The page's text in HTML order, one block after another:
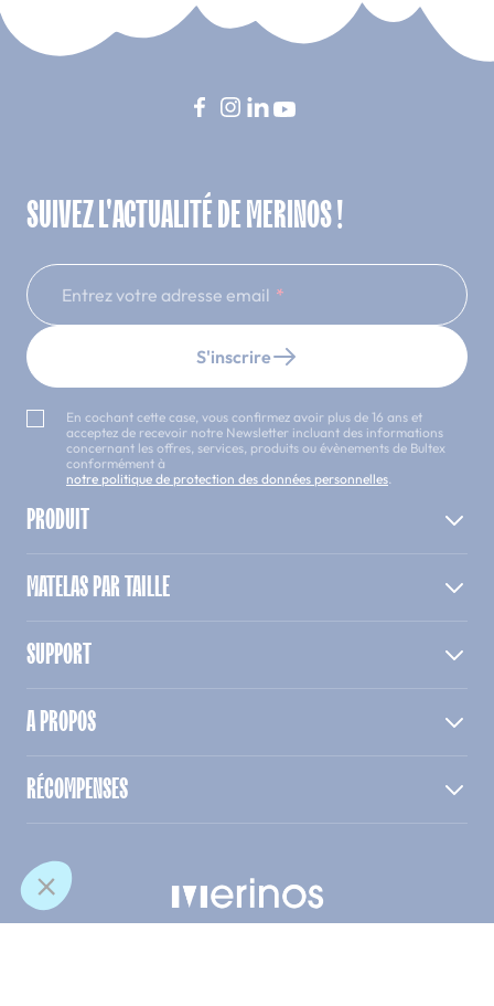
SUIVEZ L'ACTUALITÉ DE MERINOS !
Entrez votre adresse email
S'inscrire
En cochant cette case, vous confirmez avoir plus de 16 ans et
acceptez de recevoir notre Newsletter incluant des informations
concernant les offres, services, produits ou évènements de Bultex
conformément à
notre politique de protection des données personnelles.
PRODUIT
MATELAS PAR TAILLE
SUPPORT
A PROPOS
RÉCOMPENSES